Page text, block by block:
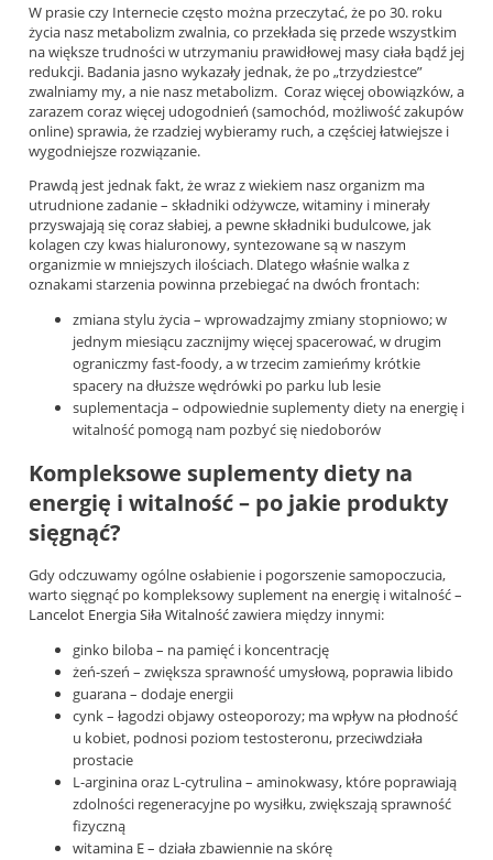
W prasie czy Internecie często można przeczytać, że po 30. roku
życia nasz metabolizm zwalnia, co przekłada się przede wszystkim
na większe trudności w utrzymaniu prawidłowej masy ciała bądź jej
redukcji. Badania jasno wykazały jednak, że po „trzydziestce”
zwalniamy my, a nie nasz metabolizm. Coraz więcej obowiązków, a
zarazem coraz więcej udogodnień (samochód, możliwość zakupów
online) sprawia, że rzadziej wybieramy ruch, a częściej łatwiejsze i
wygodniejsze rozwiązanie.
Prawdą jest jednak fakt, że wraz z wiekiem nasz organizm ma
utrudnione zadanie – składniki odżywcze, witaminy i minerały
przyswajają się coraz słabiej, a pewne składniki budulcowe, jak
kolagen czy kwas hialuronowy, syntezowane są w naszym
organizmie w mniejszych ilościach. Dlatego właśnie walka z
oznakami starzenia powinna przebiegać na dwóch frontach:
zmiana stylu życia – wprowadzajmy zmiany stopniowo; w
jednym miesiącu zacznijmy więcej spacerować, w drugim
ograniczmy fast-foody, a w trzecim zamieńmy krótkie
spacery na dłuższe wędrówki po parku lub lesie
suplementacja – odpowiednie suplementy diety na energię i
witalność pomogą nam pozbyć się niedoborów
Kompleksowe suplementy diety na
energię i witalność – po jakie produkty
sięgnąć?
Gdy odczuwamy ogólne osłabienie i pogorszenie samopoczucia,
warto sięgnąć po kompleksowy suplement na energię i witalność –
Lancelot Energia Siła Witalnośćzawiera między innymi:
ginko biloba – na pamięć i koncentrację
żeń-szeń – zwiększa sprawność umysłową, poprawia libido
guarana – dodaje energii
cynk – łagodzi objawy osteoporozy; ma wpływ na płodność
u kobiet, podnosi poziom testosteronu, przeciwdziała
prostacie
L-arginina oraz L-cytrulina – aminokwasy, które poprawiają
zdolności regeneracyjne po wysiłku, zwiększają sprawność
fizyczną
witamina E – działa zbawiennie na skórę